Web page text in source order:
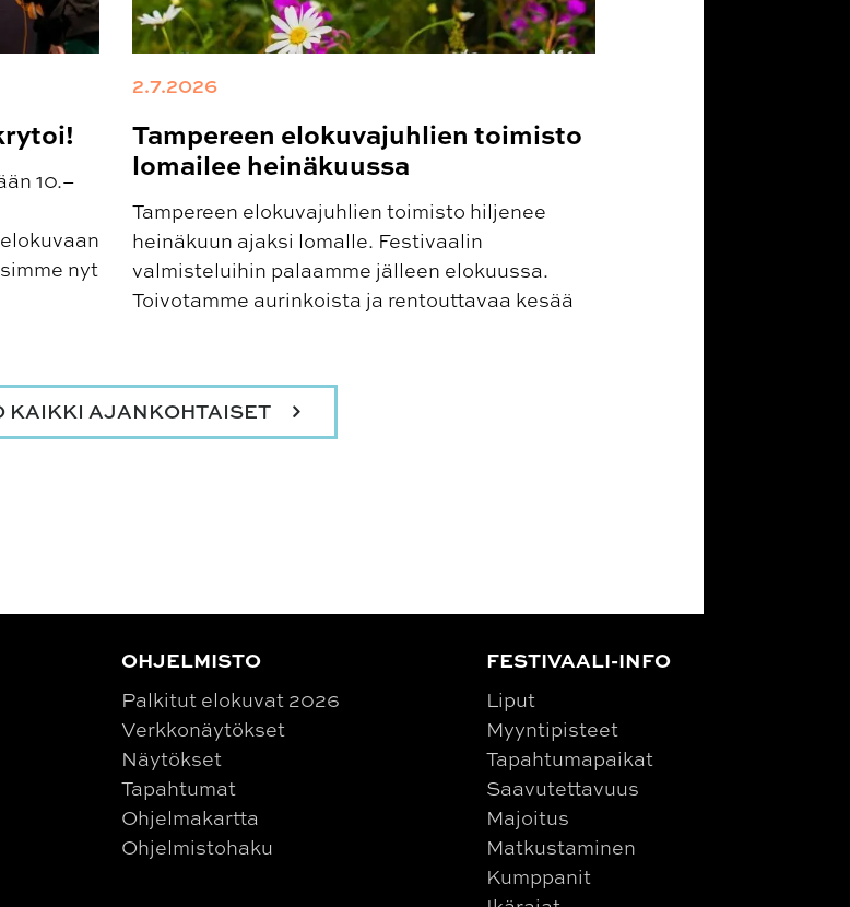
10.–
nyt
2.7.2026
Tampereen elokuvajuhlien toimisto
lomailee heinäkuussa
Tampereen elokuvajuhlien toimisto hiljenee
heinäkuun ajaksi lomalle. Festivaalin
valmisteluihin palaamme jälleen elokuussa.
Toivotamme aurinkoista ja rentouttavaa kesää
KAIKKI AJANKOHTAISET
OHJELMISTO
Palkitut elokuvat 2026
Verkkonäytökset
Näytökset
Tapahtumat
Ohjelmakartta
Ohjelmistohaku
FESTIVAALI-INFO
Liput
Myyntipisteet
Tapahtumapaikat
Saavutettavuus
Majoitus
Matkustaminen
Kumppanit